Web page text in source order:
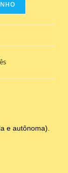
e autônoma).